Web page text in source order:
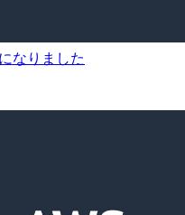
なりました